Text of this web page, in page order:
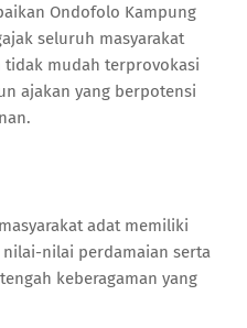
Ondofolo Kampung
seluruh masyarakat
mudah terprovokasi
ajakan yang berpotensi
adat memiliki
nilai perdamaian serta
keberagaman yang